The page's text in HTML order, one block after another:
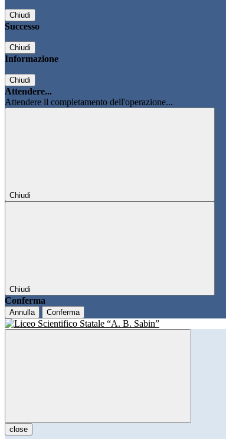
Chiudi
Successo
Chiudi
Informazione
Chiudi
Attendere...
Attendere il completamento dell'operazione...
Chiudi
Chiudi
Conferma
Annulla Conferma
close